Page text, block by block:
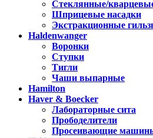
Стеклянные/
Шприцевые насадки
Экстракционные
Haldenwanger
Воронки
Ступки
Тигли
Чаши выпарные
Hamilton
Haver & Boecker
Лабораторные сита
Прободелители
Просеивающие